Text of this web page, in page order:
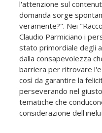
l'attenzione sul
domanda sorge
veramente?". Nei
Claudio Parmiciano i
stato primordiale degli
dalla consapevolezza
barriera per ritrovare
così da garantire la
perseverando nel
tematiche che
considerazione